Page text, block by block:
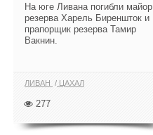
На юге Ливана погибли майор
резерва Харель Биреншток и
прапорщик резерва Тамир
Вакнин.
ЛИВАН ЦАХАЛ
277